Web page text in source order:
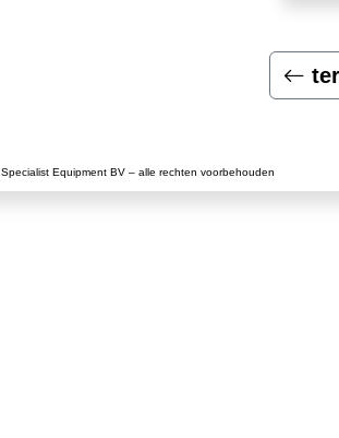
Equipment BV – alle rechten voorbehouden